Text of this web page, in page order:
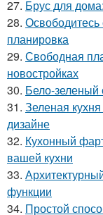
27. Брус для
28. Освободитесь
планировка
29. Свободная
новостройках
30. Бело-зеленый
31. Зеленая
дизайне
32. Кухонный
вашей кухни
33.
функции
34. Простой